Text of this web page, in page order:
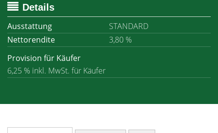
Details
Ausstattung
STANDARD
Nettorendite
3,80 %
Provision für Käufer
6,25 % inkl. MwSt. für Käufer